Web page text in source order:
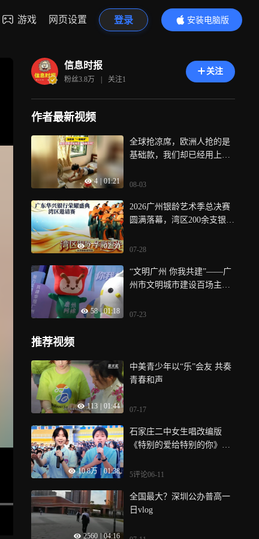
游戏 网页设置 登录
安装电脑版
内容更精彩
信息时报
粉丝3.8万 | 关注1
关注
作者最新视频
4 01:21
全球抢凉席，欧洲人抢的是
基础款，我们却已经用上了
浙江安吉的竹席商家说，同
货，国内市场已经用上了豆
豆席、冰丝席等升级产品，
服务试点的推进，老乡也
08-03
277 | 02:30
2026广州银龄艺术季总决赛
圆满落幕，湾区200余支银发
行暖心赋能，尽显最美夕阳
07-28
58 | 01:18
“文明广州 你我共建”——广
州市文明城市建设百场主题
午在广州水博苑举行，现场
幕，从7月到10月，广州将聚
焦文明出行、“门前三包”、
动
07-23
推荐视频
113 01:44
中美青少年以“乐”会友 共奏
青春和声
07-17
10.8万 01:38
石家庄二中女生唱改编版
《特别的爱给特别的你》，
5评论06-11
2560 04:16
全国最大？深圳公办普高一
日vlog